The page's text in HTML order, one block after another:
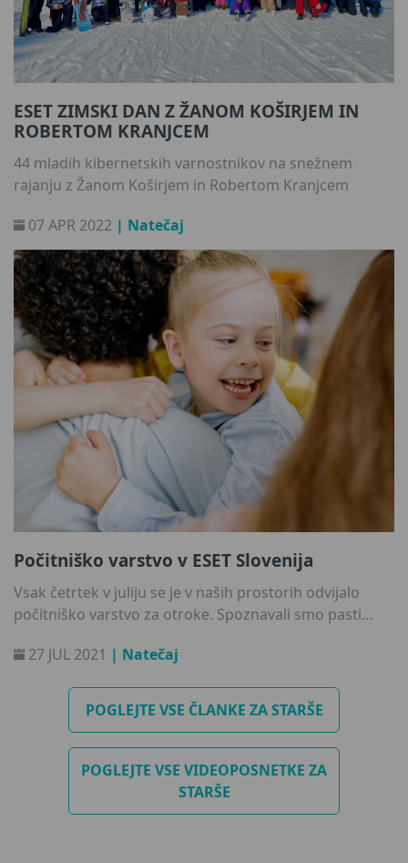
ESET ZIMSKI DAN Z ŽANOM KOŠIRJEM IN
ROBERTOM KRANJCEM
44 mladih kibernetskih varnostnikov na snežnem
rajanju z Žanom Koširjem in Robertom Kranjcem
07 APR 2022 | Natečaj
Počitniško varstvo v ESET Slovenija
Vsak četrtek v juliju se je v naših prostorih odvijalo
počitniško varstvo za otroke. Spoznavali smo pasti
S pomočjo poučne animirane serije Animalia smo
kadar čas preživljamo v družbi interneta. Predvsem pa
smo se neizmerno zabavali in sklenili mnogo novih
prijateljstev!
27 JUL 2021 | Natečaj
POGLEJTE VSE ČLANKE ZA STARŠE
POGLEJTE VSE VIDEOPOSNETKE ZA
STARŠE